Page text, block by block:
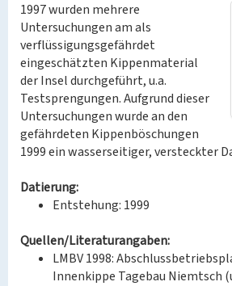
1997 wurden mehrere
Untersuchungen am als
verflüssigungsgefährdet
eingeschätzten Kippenmaterial
der Insel durchgeführt, u.a.
Testsprengungen. Aufgrund dieser
Untersuchungen wurde an den
gefährdeten Kippenböschungen
1999 ein wasserseitiger, versteckter
Datierung:
Entstehung: 1999
Quellen/Literaturangaben:
LMBV 1998:
Innenkippe Tagebau Niemtsch